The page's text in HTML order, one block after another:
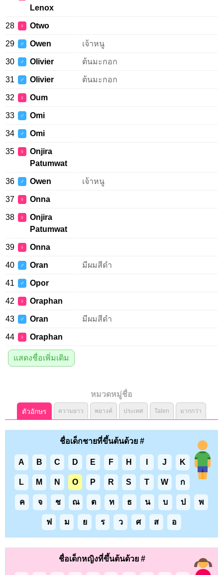
Lenox
28 ♀ Otwo
29 ♂ Owen เจ้าหนู
30 ♂ Olivier ต้นมะกอก
31 ♂ Olivier ต้นมะกอก
32 ♀ Oum
33 ♂ Omi
34 ♂ Omi
35 ♀
Onjira
Patumwat
36 ♂ Owen เจ้าหนู
37 ♀ Onna
38 ♀
Onjira
Patumwat
39 ♀ Onna
40 ♂ Oran มีผมสีดำ
41 ♂ Opor
42 ♀ Oraphan
43 ♂ Oran มีผมสีดำ
44 ♀ Oraphan
แสดงชื่อเพิ่มเติม
หมวดหมู่ชื่อ
ตัวอักษร ความยาว พยางค์ ประเทศ Talen มากกว่า
ชื่อเด็กชายที่ขึ้นต้นด้วย #
A B C D E F H J K
L M N O P R S T W ก
ค จ ช ณ ต ท ธ น บ ป พ
ฟ ม ย ร ว ศ ส อ
ชื่อเด็กหญิงที่ขึ้นต้นด้วย #